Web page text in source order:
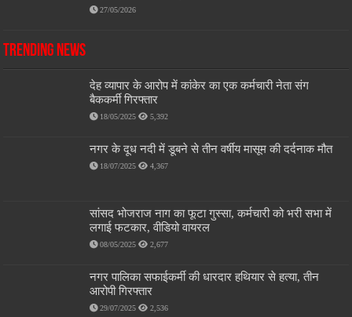
27/05/2026
Trending News
देह व्यापार के आरोप में कांकेर का एक कर्मचारी नेता संग
बैककर्मी गिरफ्तार
18/05/2025 5,392
नगर के दूध नदी में डूबने से तीन वर्षीय मासूम की दर्दनाक मौत
18/07/2025 4,367
सांसद भोजराज नाग का फूटा गुस्सा, कर्मचारी को भरी सभा में
लगाई फटकार, वीडियो वायरल
08/05/2025 2,677
नगर पालिका सफाईकर्मी की धारदार हथियार से हत्या, तीन
आरोपी गिरफ्तार
29/07/2025 2,536